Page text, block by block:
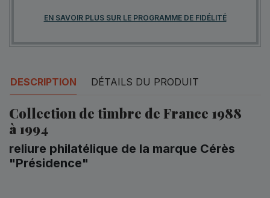
EN SAVOIR PLUS SUR LE PROGRAMME DE FIDÉLITÉ
DESCRIPTION DÉTAILS DU PRODUIT
Collection de timbre de France 1988
à 1994
reliure philatélique de la marque Cérès
"Présidence"